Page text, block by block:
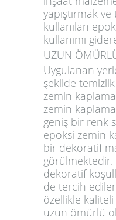
yapıştırmak
kullanılan
kullanımı
UZUN
Uygulanan
şekilde
zemin
zemin
geniş bir renk
epoksi zemin
bir dekoratif
dekoratif
de tercih
özellikle kaliteli
uzun ömürlü